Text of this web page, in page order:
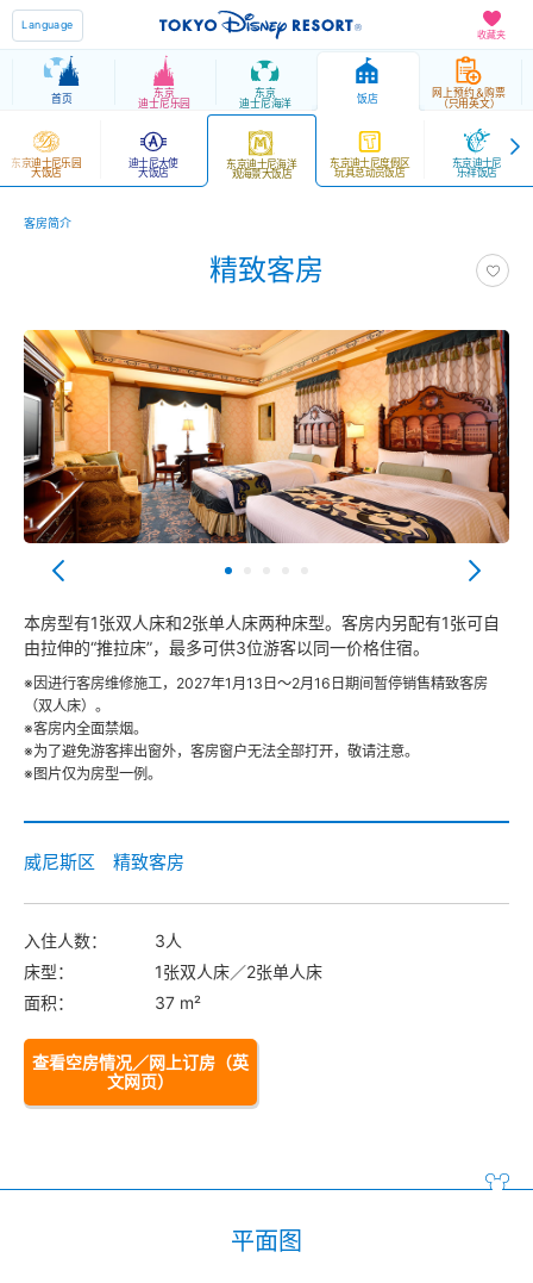
收藏夹
Language
首页 东京
迪士尼乐园
东京
迪士尼海洋 饭店 网上预约＆购票
（只用英文）
东京迪士尼乐园
大饭店
迪士尼大使
大饭店
东京迪士尼海洋
观海景大饭店
东京迪士尼度假区
玩具总动员饭店
东京迪士尼
乐祥饭店
客房简介
精致客房
本房型有1张双人床和2张单人床两种床型。客房内另配有1张可自
由拉伸的“推拉床”，最多可供3位游客以同一价格住宿。
※因进行客房维修施工，2027年1月13日～2月16日期间暂停销售精致客房
（双人床）。
※客房内全面禁烟。
※为了避免游客摔出窗外，客房窗户无法全部打开，敬请注意。
※图片仅为房型一例。
威尼斯区 精致客房
入住人数：
3人
床型：
1张双人床／2张单人床
面积：
37 m²
查看空房情况／网上订房（英
文网页）
平面图